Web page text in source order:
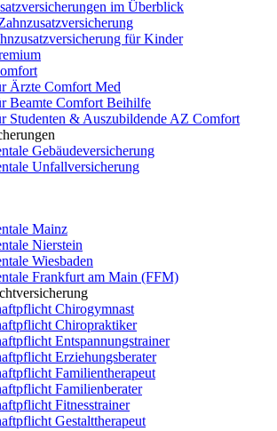
im Überblick
für Kinder
Ärzte Comfort Med
Beamte Comfort Beihilfe
Studenten & Auszubildende AZ Comfort
Gebäudeversicherung
Unfallversicherung
Mainz
Nierstein
Wiesbaden
Frankfurt am Main (FFM)
Chirogymnast
Chiropraktiker
Entspannungstrainer
Erziehungsberater
Familientherapeut
Familienberater
Fitnesstrainer
Gestalttherapeut